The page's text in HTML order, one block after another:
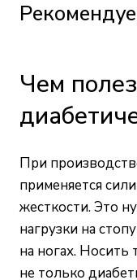
Чем
При
применяется
жесткости. Это
нагрузки на
на ногах. Носить
не только